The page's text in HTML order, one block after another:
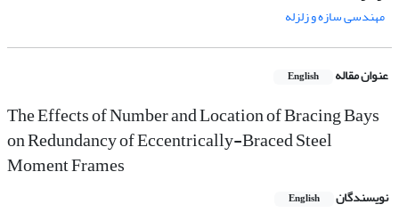
مهندسی سازه و زلزله
عنوان مقاله English
The Effects of Number and Location of Bracing Bays
on Redundancy of Eccentrically-Braced Steel
Moment Frames
نویسندگان English